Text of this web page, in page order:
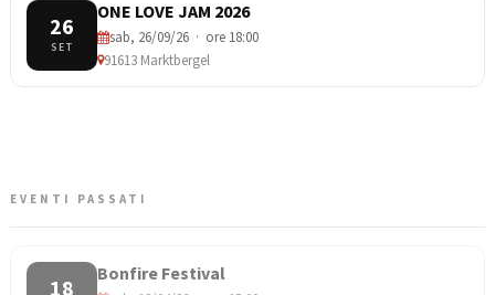
26
SET
ONE LOVE JAM 2026
sab, 26/09/26 · ore 18:00
91613 Marktbergel
EVENTI PASSATI
18
Bonfire Festival